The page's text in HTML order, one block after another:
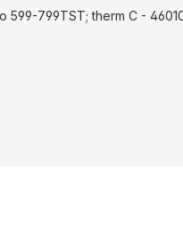
599-799TST; therm C -